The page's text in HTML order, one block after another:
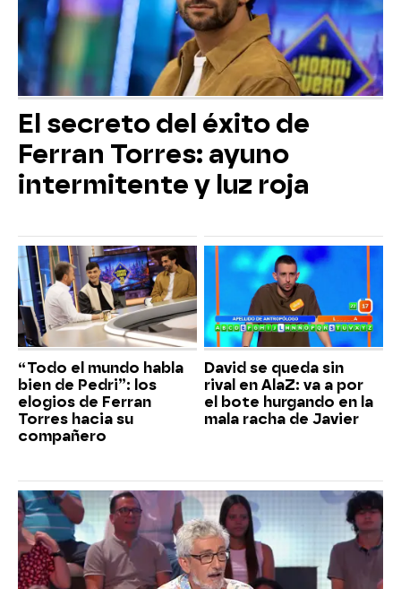
El secreto del éxito de
Ferran Torres: ayuno
intermitente y luz roja
“Todo el mundo habla
bien de Pedri”: los
elogios de Ferran
Torres hacia su
compañero
David se queda sin
rival en AlaZ: va a por
el bote hurgando en la
mala racha de Javier